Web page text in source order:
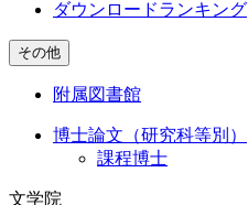
ダウンロードランキング
その他
附属図書館
博士論文（研究科等別）
課程博士
文学院